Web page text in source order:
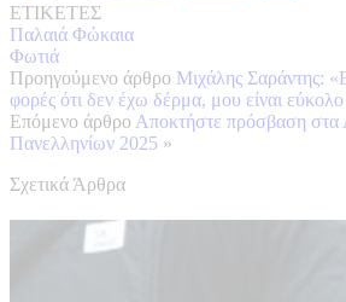
ΕΤΙΚΕΤΕΣ
Παλαιά Φώκαια
Φωτιά
Προηγούμενο άρθρο Μιχάλης Σαράντης:
φορές ότι δεν έχω δέρμα, μου είναι
Επόμενο άρθρο Αποκτήστε πρόσβαση στα
Πανελληνίων 2025 »
Σχετικά Άρθρα